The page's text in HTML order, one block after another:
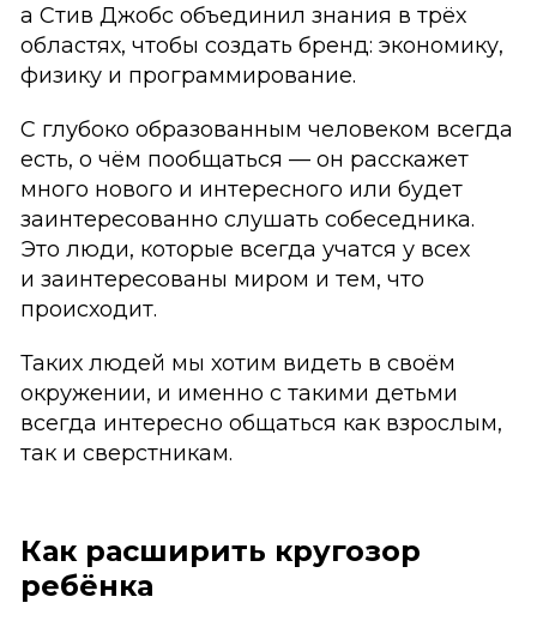
а Стив Джобс объединил знания в трёх
областях, чтобы создать бренд: экономику,
физику и программирование.
С глубоко образованным человеком всегда
есть, о чём пообщаться — он расскажет
много нового и интересного или будет
заинтересованно слушать собеседника.
Это люди, которые всегда учатся у всех
и заинтересованы миром и тем, что
происходит.
Таких людей мы хотим видеть в своём
окружении, и именно с такими детьми
всегда интересно общаться как взрослым,
так и сверстникам.
Как расширить кругозор
ребёнка